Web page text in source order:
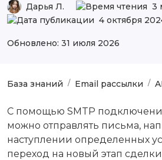
Дарья Л.
3
4 октября
Обновлено: 31 июля 2026
База знаний Email рассылки
С помощью SMTP
можно отправлять письма,
наступлении определенных
переход на новый этап